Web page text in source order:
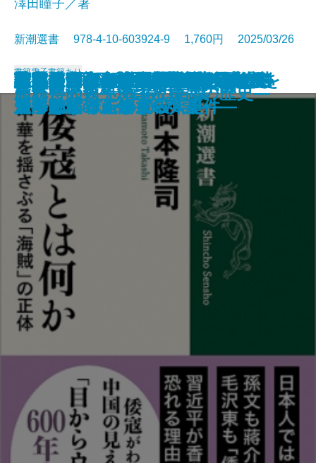
南方抑留─日本軍兵士、もう一つ
の悲劇─
謎とき村上春樹─「夢分析」から
見える物語の世界─
天気のからくり
アメリカの新右翼─トランプを生
み出した思想家たち─
外務官僚たちの大東亜共栄圏
荷風の昭和 前篇─関東大震災か
ら日米開戦まで─
荷風の昭和 後篇─偏奇館焼亡か
ら最期の日まで─
日本政治思想史
中国皇帝の条件─後継者はいかに
選ばれたか─
京都の歩き方─歴史小説家50の視
点─
澤田瞳子／著
新潮選書 978-4-10-603924-9 1,760円 2025/03/26
書籍電子書籍あり
倭寇とは何か―中華を揺さぶる
「海賊」の正体―
謎ときエドガー・アラン・ポー―
知られざる未解決殺人事件―
忘れ得ぬ人 忘れ得ぬ言葉
脂肪と人類―渇望と嫌悪の歴史―
皇室とメディア―「権威」と「消
費」をめぐる一五〇年史―
ロベスピエール―民主主義を信じ
た「独裁者」―
蔦屋重三郎―江戸の反骨メディア
王―
謎とき百人一首―和歌から見える
日本文化のふしぎ―
大統領たちの五〇年史―フォード
からバイデンまで―
教養としての上級語彙2―日本語を
豊かにするための270語―